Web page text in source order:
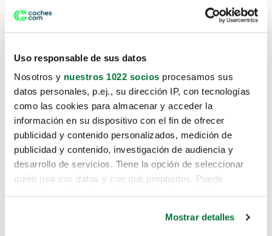
Uso responsable de sus datos
Nosotros y nuestros 1022 socios procesamos sus
datos personales, p.ej., su dirección IP, con tecnologías
como las cookies para almacenar y acceder la
información en su dispositivo con el fin de ofrecer
publicidad y contenido personalizados, medición de
publicidad y contenido, investigación de audiencia y
desarrollo de servicios. Tiene la opción de seleccionar
quién usa sus datos y con qué propósitos. Puede
Mostrar detalles
Lo sentimos, no sabemos como
te hemos traido hasta aquí.
Pero puedes encontrar el coche que estás
buscando en alguno de estos enlaces: